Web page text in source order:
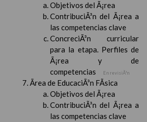
Objetivos del Ã¡rea
ContribuciÃ³n del Ã¡rea a
las competencias clave
ConcreciÃ³n curricular
para la etapa. Perfiles de
Ã¡rea y de
competencias
En revisiÃ³n
Ãrea de EducaciÃ³n FÃ­sica
Objetivos del Ã¡rea
ContribuciÃ³n del Ã¡rea a
las competencias clave